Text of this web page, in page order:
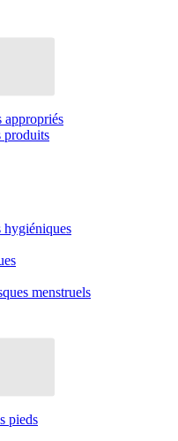
appropriés
produits
hygiéniques
menstruels
pieds